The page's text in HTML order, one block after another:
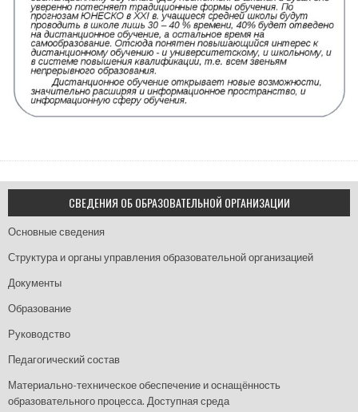
СВЕДЕНИЯ ОБ ОБРАЗОВАТЕЛЬНОЙ ОРГАНИЗАЦИИ
Основные сведения
Структура и органы управления образовательной организацией
Документы
Образование
Руководство
Педагогический состав
Материально-техническое обеспечение и оснащённость
образовательного процесса. Доступная среда